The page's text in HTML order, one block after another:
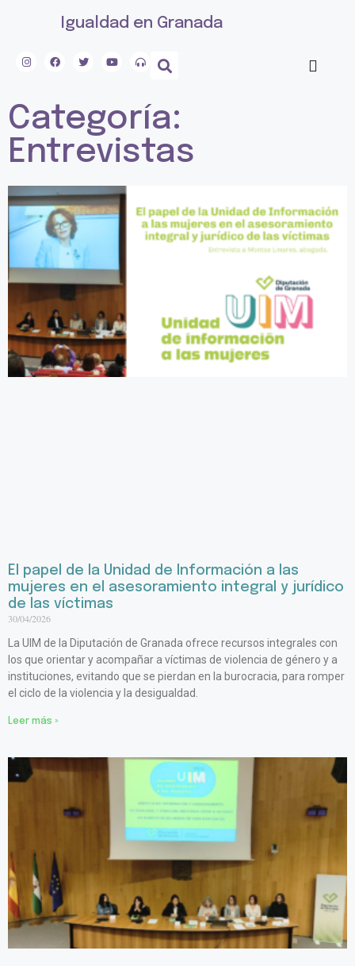
Igualdad en Granada
Categoría:
Entrevistas
El papel de la Unidad de Información a las
mujeres en el asesoramiento integral y jurídico
de las víctimas
30/04/2026
La UIM de la Diputación de Granada ofrece recursos integrales con
los que orientar y acompañar a víctimas de violencia de género y a
instituciones, evitando que se pierdan en la burocracia, para romper
el ciclo de la violencia y la desigualdad.
Leer más »